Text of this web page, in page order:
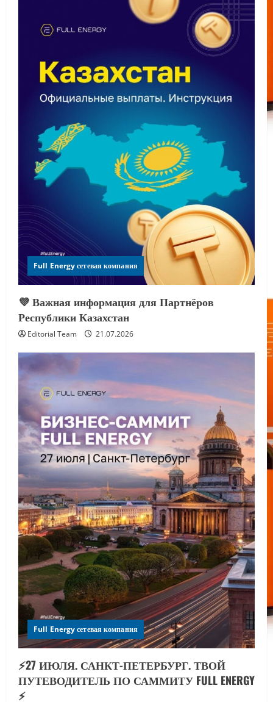
Full Energy сетевая компания
💜 Важная информация для Партнёров
Республики Казахстан
Editorial Team 21.07.2026
Full Energy сетевая компания
⚡️27 ИЮЛЯ. САНКТ-ПЕТЕРБУРГ. ТВОЙ
ПУТЕВОДИТЕЛЬ ПО САММИТУ FULL ENERGY
⚡️